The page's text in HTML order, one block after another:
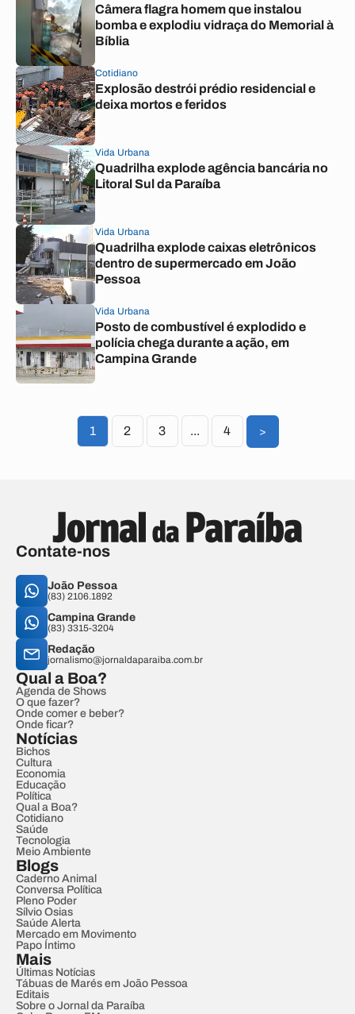
Câmera flagra homem que instalou
bomba e explodiu vidraça do Memorial à
Bíblia
Cotidiano
Explosão destrói prédio residencial e
deixa mortos e feridos
Vida Urbana
Quadrilha explode agência bancária no
Litoral Sul da Paraíba
Vida Urbana
Quadrilha explode caixas eletrônicos
dentro de supermercado em João
Pessoa
Vida Urbana
Posto de combustível é explodido e
polícia chega durante a ação, em
Campina Grande
1 2 3 ... 4 >
Contate-nos
João Pessoa
(83) 2106.1892
Campina Grande
(83) 3315-3204
Redação
jornalismo@jornaldaparaiba.com.br
Qual a Boa?
Agenda de Shows
O que fazer?
Onde comer e beber?
Onde ficar?
Notícias
Bichos
Cultura
Economia
Educação
Política
Qual a Boa?
Cotidiano
Saúde
Tecnologia
Meio Ambiente
Blogs
Caderno Animal
Conversa Política
Pleno Poder
Sílvio Osias
Saúde Alerta
Mercado em Movimento
Papo Íntimo
Mais
Últimas Notícias
Tábuas de Marés em João Pessoa
Editais
Sobre o Jornal da Paraíba